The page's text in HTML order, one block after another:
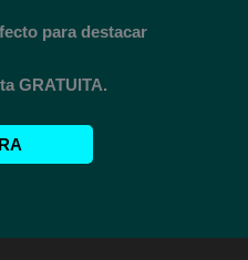
para destacar
GRATUITA.